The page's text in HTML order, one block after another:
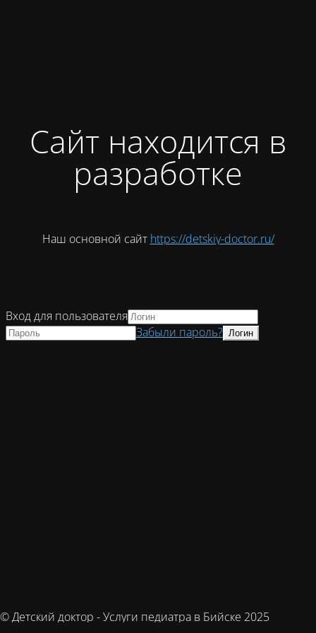
Сайт находится в
разработке
Наш основной сайт https://detskiy-doctor.ru/
© Детский доктор - Услуги педиатра в Бийске 2025
Вход для пользователя
Забыли пароль?